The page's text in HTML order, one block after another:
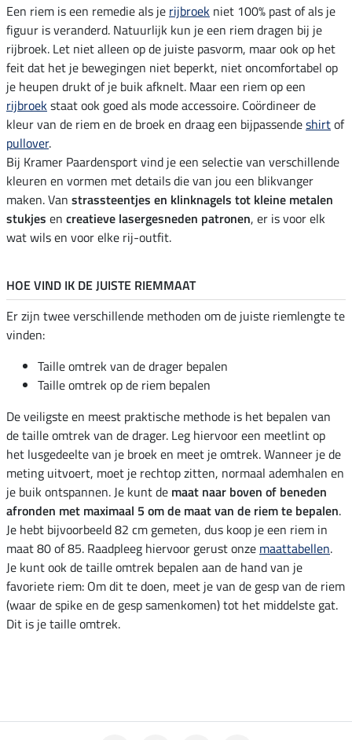
Een riem is een remedie als je rijbroek niet 100% past of als je
figuur is veranderd. Natuurlijk kun je een riem dragen bij je
rijbroek. Let niet alleen op de juiste pasvorm, maar ook op het
feit dat het je bewegingen niet beperkt, niet oncomfortabel op
je heupen drukt of je buik afknelt. Maar een riem op een
rijbroekstaat ook goed als mode accessoire. Coördineer de
kleur van de riem en de broek en draag een bijpassendeshirtof
pullover.
Bij Kramer Paardensport vind je een selectie van verschillende
kleuren en vormen met details die van jou een blikvanger
maken. Van strassteentjes en klinknagels tot kleine metalen
stukjes en creatieve lasergesneden patronen, er is voor elk
wat wils en voor elke rij-outfit.
HOE VIND IK DE JUISTE RIEMMAAT
Er zijn twee verschillende methoden om de juiste riemlengte te
vinden:
Taille omtrek van de drager bepalen
Taille omtrek op de riem bepalen
De veiligste en meest praktische methode is het bepalen van
de taille omtrek van de drager. Leg hiervoor een meetlint op
het lusgedeelte van je broek en meet je omtrek. Wanneer je de
meting uitvoert, moet je rechtop zitten, normaal ademhalen en
je buik ontspannen. Je kunt de maat naar boven of beneden
afronden met maximaal 5 om de maat van de riem te bepalen.
Je hebt bijvoorbeeld 82 cm gemeten, dus koop je een riem in
maat 80 of 85. Raadpleeg hiervoor gerust onze maattabellen.
Je kunt ook de taille omtrek bepalen aan de hand van je
favoriete riem: Om dit te doen, meet je van de gesp van de riem
(waar de spike en de gesp samenkomen) tot het middelste gat.
Dit is je taille omtrek.